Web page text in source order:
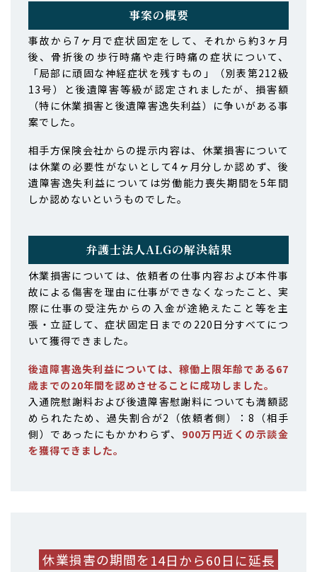
事案の概要
事故から7ヶ月で症状固定をして、それから約3ヶ月
後、骨折後の歩行時痛や走行時痛の症状について、
「局部に頑固な神経症状を残すもの」（別表第212級
13号）と後遺障害等級が認定されましたが、損害額
（特に休業損害と後遺障害逸失利益）に争いがある事
案でした。
相手方保険会社からの提示内容は、休業損害について
は休業の必要性がないとして4ヶ月分しか認めず、後
遺障害逸失利益については労働能力喪失期間を5年間
しか認めないというものでした。
弁護士法人ALGの解決結果
休業損害については、依頼者の仕事内容および本件事
故による傷害を理由に仕事ができなくなったこと、実
際に仕事の受注先からの入金が途絶えたこと等を主
張・立証して、症状固定日までの220日分すべてにつ
いて獲得できました。
後遺障害逸失利益については、稼働上限年齢である67
歳までの20年間を認めさせることに成功しました。
入通院慰謝料および後遺障害慰謝料についても満額認
められたため、過失割合が2（依頼者側）：8（相手
側）であったにもかかわらず、 900万円近くの示談金
を獲得できました。
休業損害の期間を14日から60日に延長